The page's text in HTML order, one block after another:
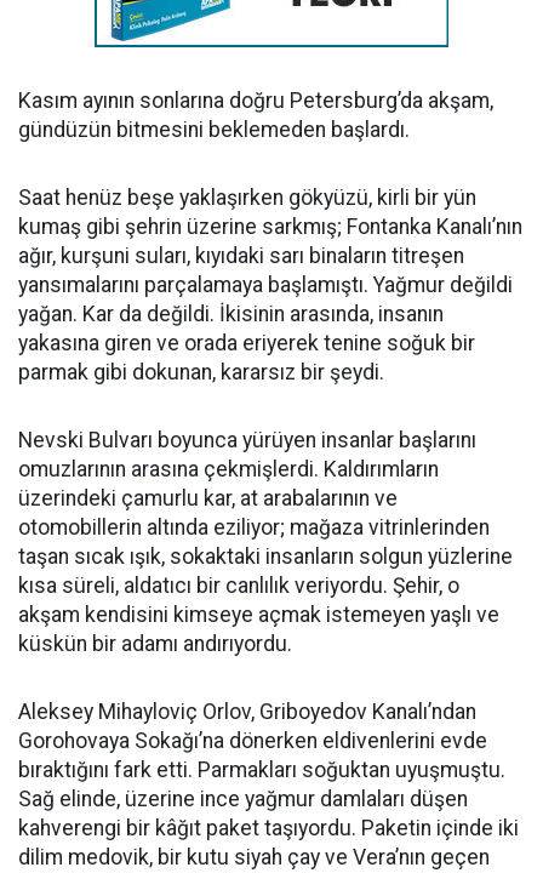
Kasım ayının sonlarına doğru Petersburg’da akşam,
gündüzün bitmesini beklemeden başlardı.
Saat henüz beşe yaklaşırken gökyüzü, kirli bir yün
kumaş gibi şehrin üzerine sarkmış; Fontanka Kanalı’nın
ağır, kurşuni suları, kıyıdaki sarı binaların titreşen
yansımalarını parçalamaya başlamıştı. Yağmur değildi
yağan. Kar da değildi. İkisinin arasında, insanın
yakasına giren ve orada eriyerek tenine soğuk bir
parmak gibi dokunan, kararsız bir şeydi.
Nevski Bulvarı boyunca yürüyen insanlar başlarını
omuzlarının arasına çekmişlerdi. Kaldırımların
üzerindeki çamurlu kar, at arabalarının ve
otomobillerin altında eziliyor; mağaza vitrinlerinden
taşan sıcak ışık, sokaktaki insanların solgun yüzlerine
kısa süreli, aldatıcı bir canlılık veriyordu. Şehir, o
akşam kendisini kimseye açmak istemeyen yaşlı ve
küskün bir adamı andırıyordu.
Aleksey Mihayloviç Orlov, Griboyedov Kanalı’ndan
Gorohovaya Sokağı’na dönerken eldivenlerini evde
bıraktığını fark etti. Parmakları soğuktan uyuşmuştu.
Sağ elinde, üzerine ince yağmur damlaları düşen
kahverengi bir kâğıt paket taşıyordu. Paketin içinde iki
dilim medovik, bir kutu siyah çay ve Vera’nın geçen